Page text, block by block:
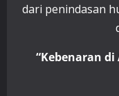
dari penindasan
“Kebenaran